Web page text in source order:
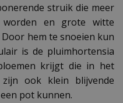
struik die meer
en grote witte
hem te snoeien kun
is de pluimhortensia
krijgt die in het
ook klein blijvende
pot kunnen.